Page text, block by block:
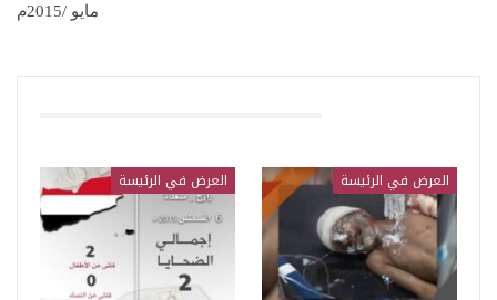
مايو /2015م
العرض في الرئيسة العرض في الرئيسة